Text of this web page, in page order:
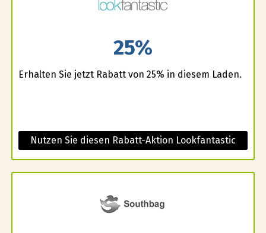
25%
Erhalten Sie jetzt Rabatt von 25% in diesem Laden.
Nutzen Sie diesen Rabatt-Aktion Lookfantastic